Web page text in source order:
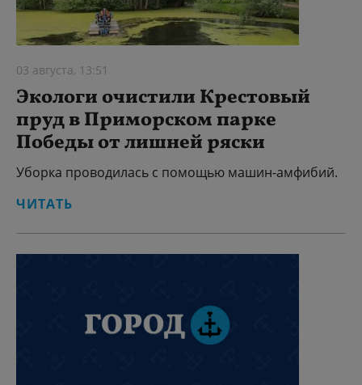
03 августа, 13:51
Экологи очистили Крестовый
пруд в Приморском парке
Победы от лишней ряски
Уборка проводилась с помощью машин-амфибий.
ЧИТАТЬ